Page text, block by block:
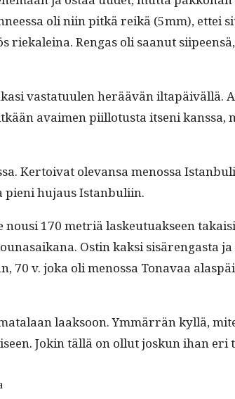
oli niin pitkä reikä (5mm), ettei
riekaleina. Ren­gas oli saanut
vas­tatu­ulen heräävän
avaimen piil­lo­tus­ta itseni
Ker­toi­vat ole­vansa menos­sa
pieni hujaus Istanbuliin.
170 metriä laskeu­tu­ak­seen
Ostin kak­si sisären­gas­ta
70 v. joka oli menos­sa Tonavaa
laak­soon. Ymmär­rän kyl­lä,
Jokin täl­lä on ollut joskun ihan eri